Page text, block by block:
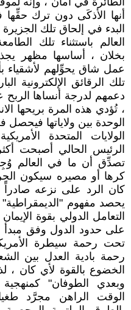
أنها الأذكَى دون ترك
البدء في إلحاق تلك
العالم باستثناء تلك
بخلان ، أساسها مظهر
عمل شاق يحوِّلهم لأشقياء
تلك الرقائق الإلكترونية
دعمهم لدرجة أنساها
، تُؤدي هذه المرة بريحها
الوحدة بين ولاياتها
الولايات المتحدة
الرئيس الحالي أصبحت
تصدِّق أن ما في العالم
كرها أو مصيره سيكون
كان الرد على نزعه
يحصد مفهوم
التعامل الدولي بقوة
على حدود الدول وفق مبدأ
تحت رحمة سيطرة
رحمة بادية العدل بين
الخضوع بالقوة لأي كان ،
وبعدي الطوفان"
الوقت الراهن مجرَّد